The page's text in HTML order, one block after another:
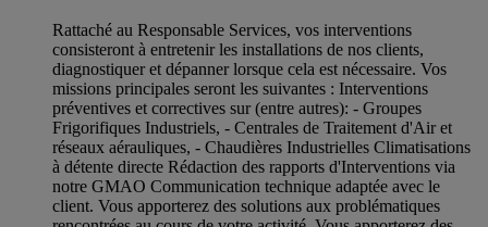
Rattaché au Responsable Services, vos interventions
consisteront à entretenir les installations de nos clients,
diagnostiquer et dépanner lorsque cela est nécessaire. Vos
missions principales seront les suivantes : Interventions
préventives et correctives sur (entre autres): - Groupes
Frigorifiques Industriels, - Centrales de Traitement d'Air et
réseaux aérauliques, - Chaudières Industrielles Climatisations
à détente directe Rédaction des rapports d'Interventions via
notre GMAO Communication technique adaptée avec le
client. Vous apporterez des solutions aux problématiques